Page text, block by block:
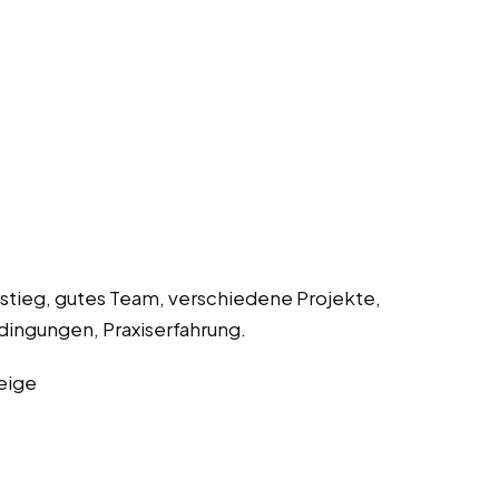
gutes Team, verschiedene Projekte,
Praxiserfahrung.